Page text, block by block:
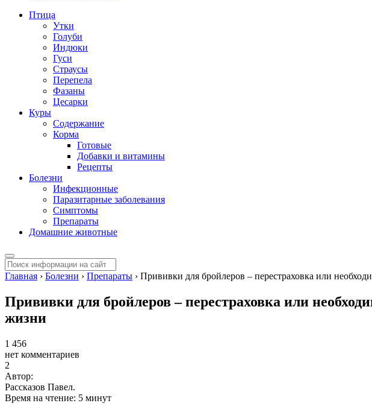
Птица
Утки
Голуби
Индюки
Гуси
Страусы
Перепела
Фазаны
Цесарки
Куры
Содержание
Корма
Готовые
Добавки и витамины
Рецепты
Болезни
Инфекционные
Паразитарные заболевания
Симптомы
Препараты
Домашние животные
Главная › Болезни › Препараты › Прививки для бройлеров – перестраховка или
Прививки для бройлеров – перестраховка или
жизни
1 456
нет комментариев
2
Автор:
Рассказов Павел.
Время на чтение: 5 минут